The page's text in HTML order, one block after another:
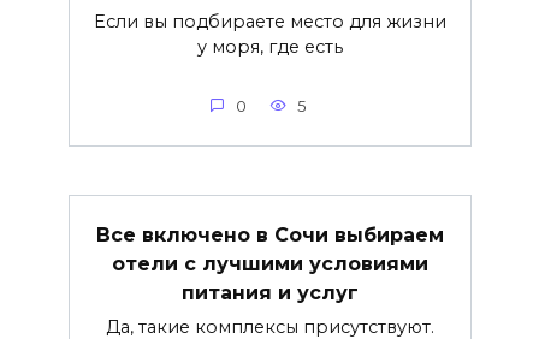
Если вы подбираете место для жизни
у моря, где есть
0 5
Все включено в Сочи выбираем
отели с лучшими условиями
питания и услуг
Да, такие комплексы присутствуют.